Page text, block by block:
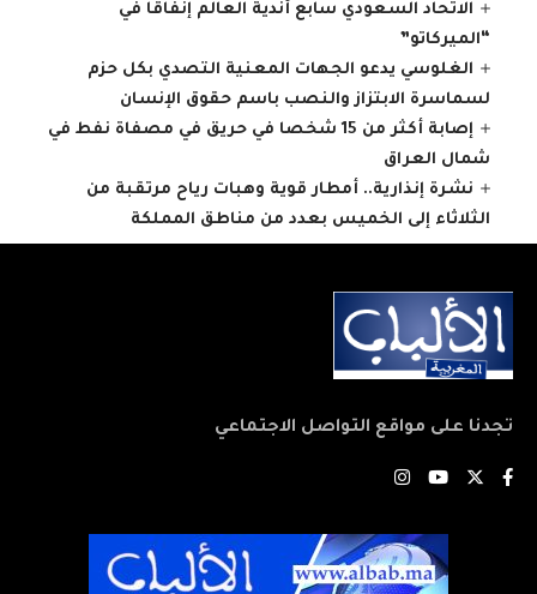
الاتحاد السعودي سابع أندية العالم إنفاقا في
“الميركاتو”
الغلوسي يدعو الجهات المعنية التصدي بكل حزم
لسماسرة الابتزاز والنصب باسم حقوق الإنسان
إصابة أكثر من 15 شخصا في حريق في مصفاة نفط في
شمال العراق
نشرة إنذارية.. أمطار قوية وهبات رياح مرتقبة من
الثلاثاء إلى الخميس بعدد من مناطق المملكة
تجدنا على مواقع التواصل الاجتماعي